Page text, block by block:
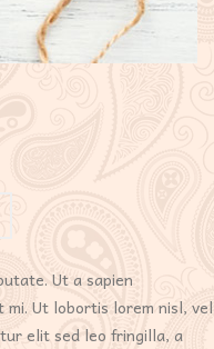
Ut a sapien
Ut lobortis lorem nisl, vel
elit sed leo fringilla, a